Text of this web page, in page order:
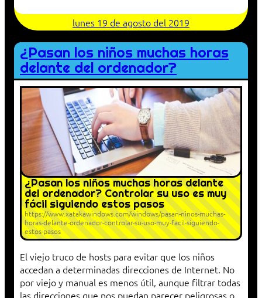
lunes 19 de agosto del 2019
¿Pasan los niños muchas horas
delante del ordenador?
¿Pasan los niños muchas horas delante
del ordenador? Controlar su uso es muy
fácil siguiendo estos pasos
https://www.xatakawindows.com/windows/pasan-ninos-muchas-
horas-delante-ordenador-controlar-su-uso-muy-facil-siguiendo-
estos-pasos
El viejo truco de hosts para evitar que los niños
accedan a determinadas direcciones de Internet. No
por viejo y manual es menos útil, aunque filtrar todas
las direcciones que nos puedan parecer peligrosas o